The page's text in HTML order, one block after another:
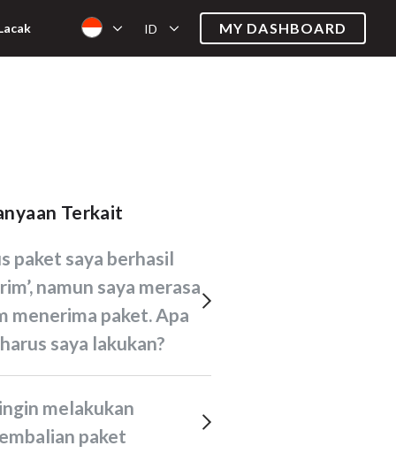
ID MY DASHBOARD
Terkait
namun saya merasa
menerima paket. Apa
saya lakukan?
paket